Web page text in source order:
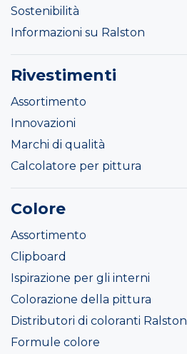
Sostenibilità
Informazioni su Ralston
Rivestimenti
Assortimento
Innovazioni
Marchi di qualità
Calcolatore per pittura
Colore
Assortimento
Clipboard
Ispirazione per gli interni
Colorazione della pittura
Distributori di coloranti Ralston
Formule colore